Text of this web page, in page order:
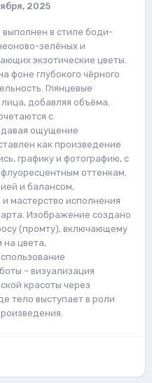
2025
в стиле боди-
зелёных и
экзотические цветы.
фоне глубокого чёрного
Глянцевые
добавляя объёма.
с
ощущение
как произведение
графику и фотографию, с
оттенкам.
и балансом,
мастерство исполнения
Изображение создано
(промту), включающему
на цвета,
– визуализация
красоты через
тело выступает в роли